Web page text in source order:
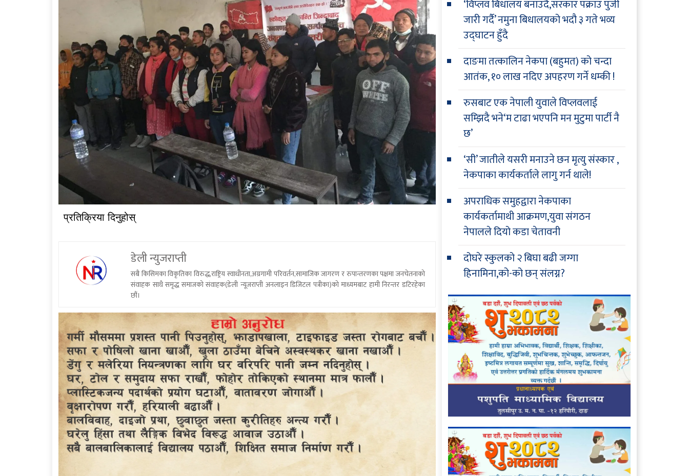
प्रतिक्रिया दिनुहोस्
डेली न्युजराप्ती
सबै किसिमका विकृतिका विरुद्ध,राष्ट्रिय स्वाधीनता,अग्रगामी परिवर्तन,सामाजिक जागरण र रुपान्तरणका पक्षमा जनचेतनाको
संवाहक साथै समृद्ध समाजको संवाहक(डेली न्यूजराप्ती अनलाइन डिजिटल पत्रीका)को माध्यमबाट हामी निरन्तर डटिरहेका
छौं।
‘विप्लव बिधालय बनाउदै,सरकार पक्राउ पुर्जी
जारी गर्दै’ नमुना बिधालयको भदौ ३ गते भव्य
उद्घाटन हुँदै
दाङमा तत्कालिन नेकपा (बहुमत) को चन्दा
आतंक, १० लाख नदिए अपहरण गर्ने धम्की !
रुसबाट एक नेपाली युवाले विप्लवलाई
सम्झिदै भने‘म टाढा भएपनि मन मुटुमा पार्टी नै
छ’
‘सी’ जातीले यसरी मनाउने छन मृत्यु संस्कार ,
नेकपाका कार्यकर्ताले लागु गर्न थाले!
अपराधिक समुहद्वारा नेकपाका
कार्यकर्तामाथी आक्रमण,युवा संगठन
नेपालले दियो कडा चेतावनी
दोघरे स्कुलको २ बिघा बढी जग्गा
हिनामिना,को-को छन् संलग्न?